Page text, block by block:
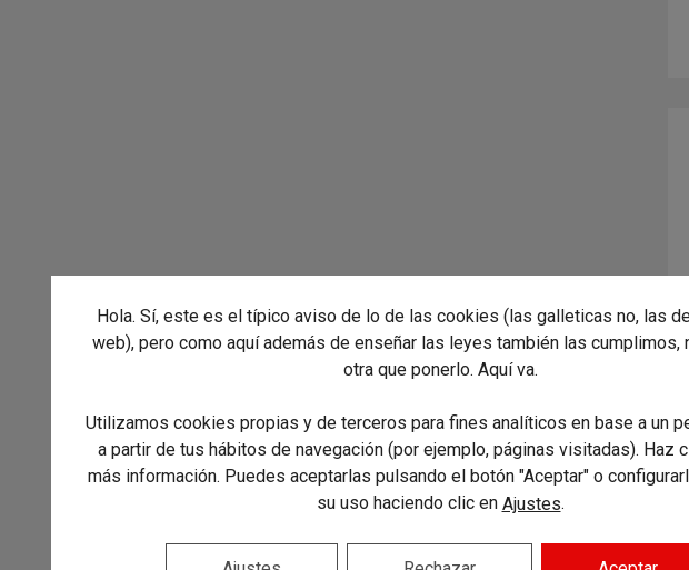
Hola. Sí, este es el típico aviso de lo de las cookies (las galleticas no, las
web), pero como aquí además de enseñar las leyes también las cumplimos,
otra que ponerlo. Aquí va.
Utilizamos cookies propias y de terceros para fines analíticos en base a un
a partir de tus hábitos de navegación (por ejemplo, páginas visitadas). Haz
más información. Puedes aceptarlas pulsando el botón "Aceptar" o
su uso haciendo clic en Ajustes.